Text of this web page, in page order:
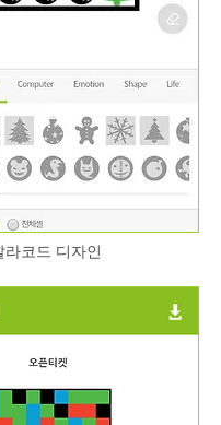
라코드 디자인